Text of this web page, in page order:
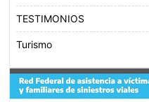
TESTIMONIOS
Turismo